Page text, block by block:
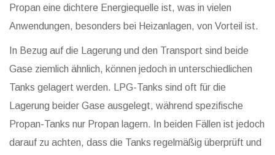
Propan eine dichtere Energiequelle ist, was in vielen
Anwendungen, besonders bei Heizanlagen, von Vorteil ist.
In Bezug auf die Lagerung und den Transport sind beide
Gase ziemlich ähnlich, können jedoch in unterschiedlichen
Tanks gelagert werden. LPG-Tanks sind oft für die
Lagerung beider Gase ausgelegt, während spezifische
Propan-Tanks nur Propan lagern. In beiden Fällen ist jedoch
darauf zu achten, dass die Tanks regelmäßig überprüft und